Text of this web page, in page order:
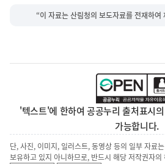
“이 자료는 산림청의 보도자료를 전재하여
'텍스트'에 한하여 공공누리 출처표시
가능합니다.
단, 사진, 이미지, 일러스트, 동영상 등의 일부 자료
보유하고 있지 아니하므로, 반드시 해당 저작권자